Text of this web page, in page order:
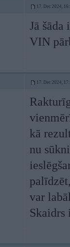
17. Dec 2024,
Jā
VIN
17. Dec 2024,
kā
nu
var
Skaidrs